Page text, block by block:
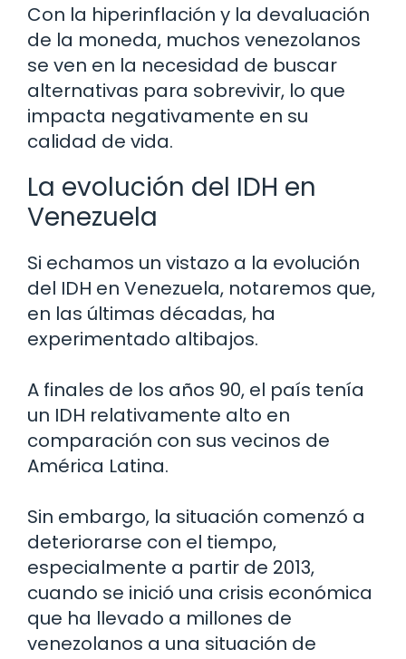
Con la hiperinflación y la devaluación
de la moneda, muchos venezolanos
se ven en la necesidad de buscar
alternativas para sobrevivir, lo que
impacta negativamente en su
calidad de vida.
La evolución del IDH en
Venezuela
Si echamos un vistazo a la evolución
del IDH en Venezuela, notaremos que,
en las últimas décadas, ha
experimentado altibajos.
A finales de los años 90, el país tenía
un IDH relativamente alto en
comparación con sus vecinos de
América Latina.
Sin embargo, la situación comenzó a
deteriorarse con el tiempo,
especialmente a partir de 2013,
cuando se inició una crisis económica
que ha llevado a millones de
venezolanos a una situación de